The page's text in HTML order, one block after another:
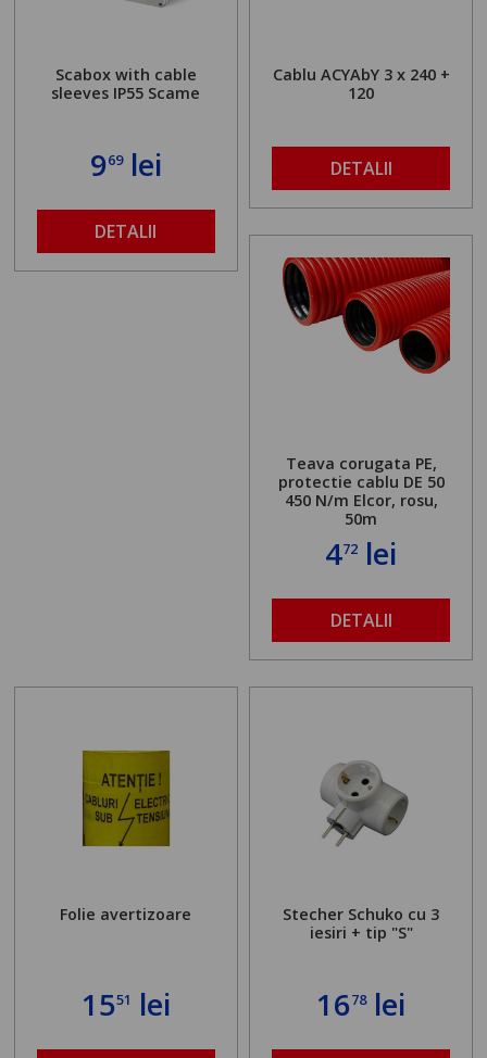
Scabox with cable
sleeves IP55 Scame
969lei
DETALII
Cablu ACYAbY 3 x 240 +
120
DETALII
Teava corugata PE,
protectie cablu DE 50
450 N/m Elcor, rosu,
50m
472 lei
DETALII
Folie avertizoare
1551 lei
Stecher Schuko cu 3
iesiri + tip "S"
1678lei